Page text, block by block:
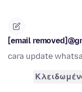
[email
cara update